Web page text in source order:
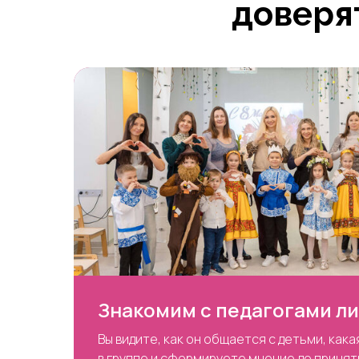
Знакомим с педагогами
Вы видите, как он общается с детьми,